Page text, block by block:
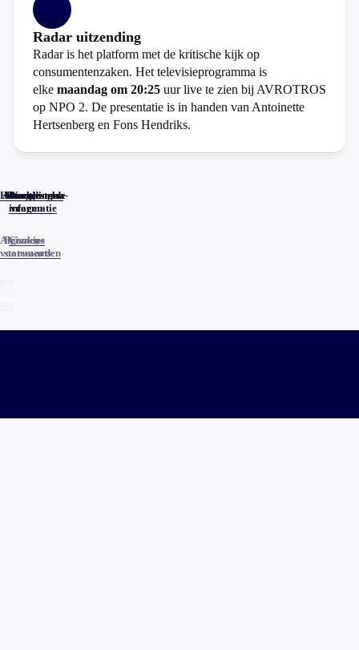
Radar uitzending
Radar is het platform met de kritische kijk op
consumentenzaken. Het televisieprogramma is
elke maandag om 20:25 uur live te zien bij AVROTROS
op NPO 2. De presentatie is in handen van Antoinette
Hertsenberg en Fons Hendriks.
Home
Actueel
Uitzendingen
Reacties
Programma-
informatie
Veelgestelde
vragen
Algemene
voorwaarden
Privacy
statements
Cookies